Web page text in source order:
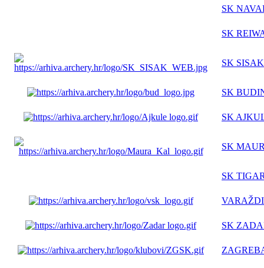
SK
SK
SK SISAK
SK
SK
SK
SK
SK